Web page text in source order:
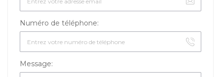
Numéro de téléphone:
Message: